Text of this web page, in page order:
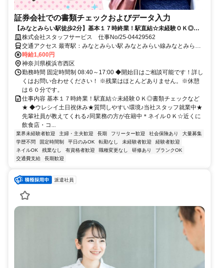
証券会社での書類チェックおよびデータ入力
【みなとみらい駅徒歩2分】基本１７時終業！駅直結☆未経験ＯＫ◎書
類チェックなど★ 直接雇用実績あり！
株式会社スタッフサービス 仕事No/25-04429562
交通アクセス 最寄駅：みなとみらい駅 みなとみらい線みなとみらい
駅徒歩2分
時給1,600円
神奈川県横浜市西区
勤務時間 固定時間制 08:40～17:00 ◆開始日はご相談可能です！詳し
くはお問い合わせください！ ※残業はほとんどありません。※休憩
は６０分です。
仕事内容 基本１７時終業！駅直結☆未経験ＯＫ◎書類チェックなど
★ ◆ウレシイ土日祝休み★質問しやすい環境♪当社スタッフ就業中★
先輩社員が教えてくれる♪同業務の方が在籍中＊ネイルＯＫ☆近くに
飲食店・コ...
業界未経験者歓迎 主婦・主夫歓迎 長期 フリーター歓迎 社会保険あり
大量募集
学歴不問
固定時間制 平日のみOK 転勤なし 未経験者歓迎
経験者歓迎
ネイルOK
残業なし 有資格者歓迎 職種変更なし 研修あり
ブランクOK
交通費支給
長期歓迎
派遣社員